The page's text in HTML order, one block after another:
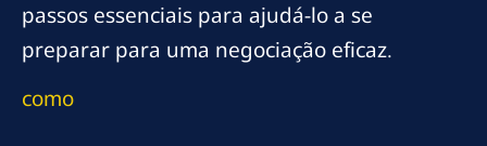
passos essenciais para ajudá-lo a se
preparar para uma negociação eficaz.
como